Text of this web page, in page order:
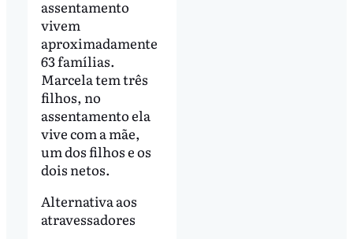
assentamento
vivem
aproximadamente
63 famílias.
Marcela tem três
filhos, no
assentamento ela
vive com a mãe,
um dos filhos e os
dois netos.
Alternativa aos
atravessadores